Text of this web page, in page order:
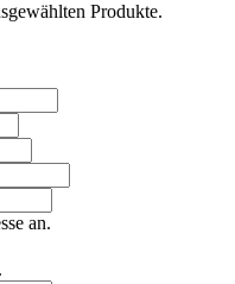
Produkte.
an.